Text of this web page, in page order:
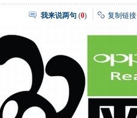
我来说两句 (0) 复制链接